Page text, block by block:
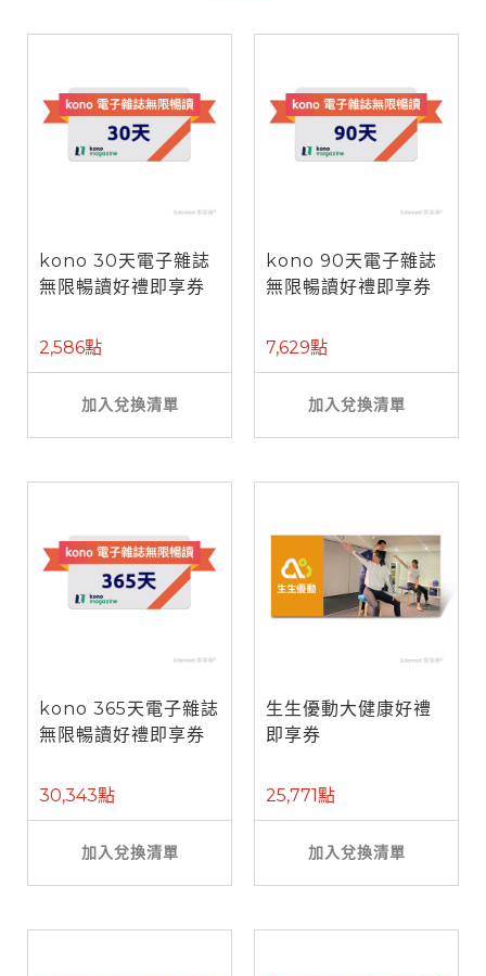
kono 30天電子雜誌
無限暢讀好禮即享券
2,586點
加入兌換清單
kono 90天電子雜誌
無限暢讀好禮即享券
7,629點
加入兌換清單
kono 365天電子雜誌
無限暢讀好禮即享券
30,343點
加入兌換清單
生生優動大健康好禮
即享券
25,771點
加入兌換清單